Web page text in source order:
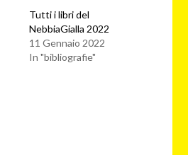
Tutti i libri del
NebbiaGialla 2022
11 Gennaio 2022
In "bibliografie"